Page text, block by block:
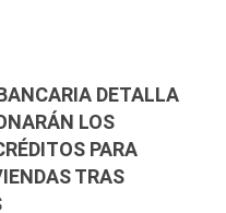
DETALLA
LOS
PARA
TRAS